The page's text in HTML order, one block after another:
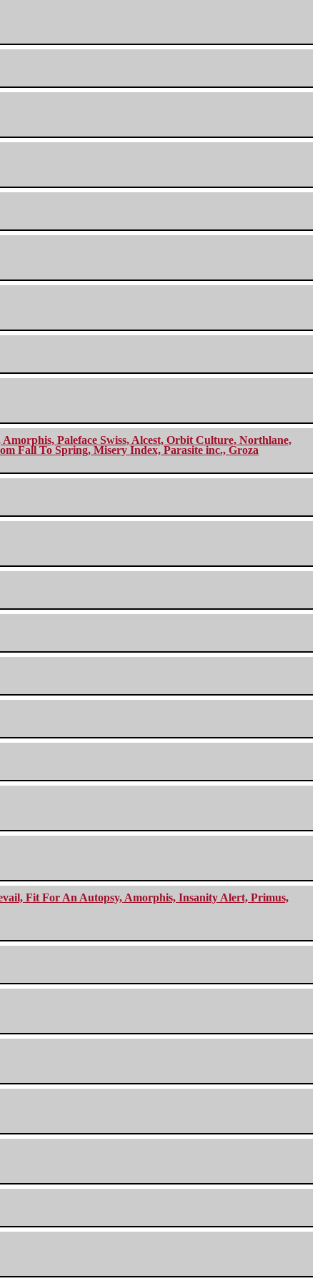
Paleface Swiss, Alcest, Orbit Culture, Northlane,
Fall To Spring, Misery Index, Parasite inc., Groza
Fit For An Autopsy, Amorphis, Insanity Alert, Primus,